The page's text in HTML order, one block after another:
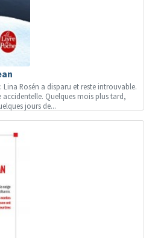
Rosén a disparu et reste introuvable.
Quelques mois plus tard,
jours de...